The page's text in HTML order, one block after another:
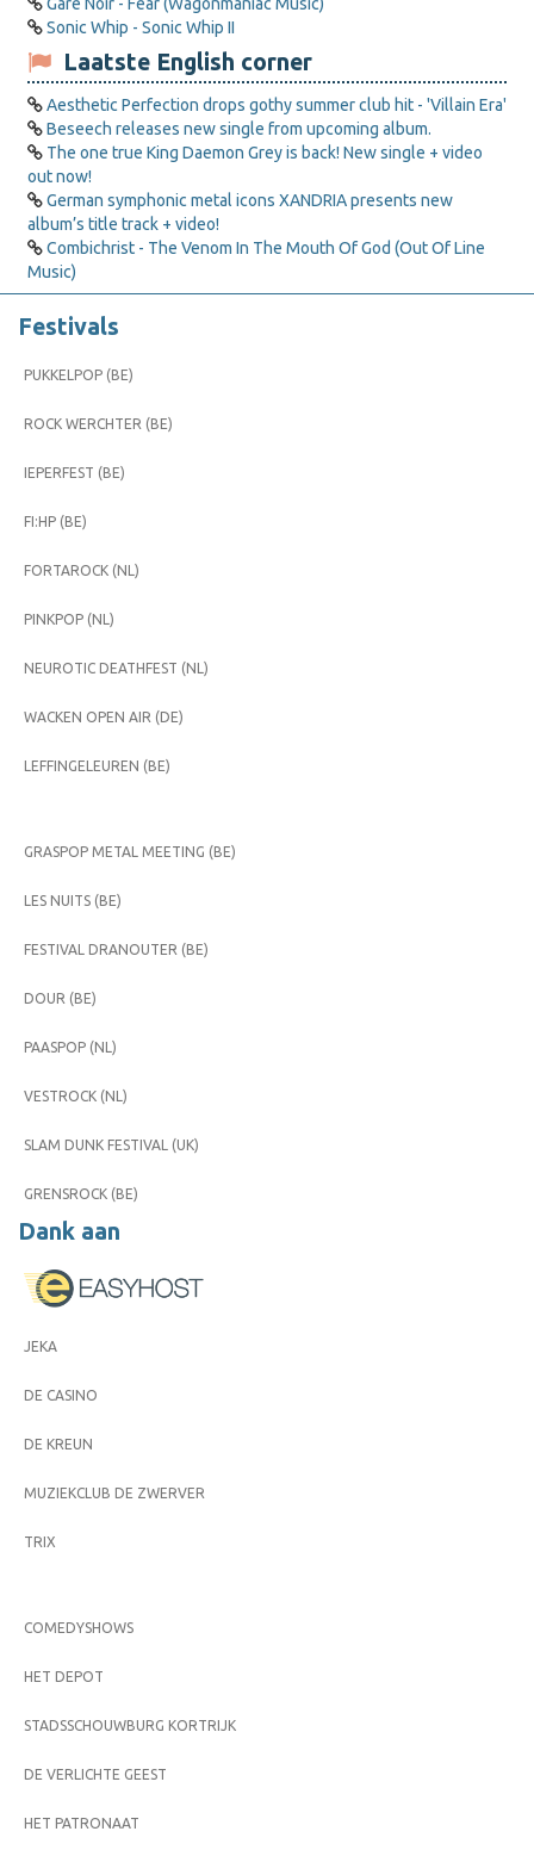
Gare Noir - Fear (Wagonmaniac Music)
Sonic Whip - Sonic Whip II
Laatste English corner
Aesthetic Perfection drops gothy summer club hit - 'Villain Era'
Beseech releases new single from upcoming album.
The one true King Daemon Grey is back! New single + video
out now!
German symphonic metal icons XANDRIA presents new
album’s title track + video!
Combichrist - The Venom In The Mouth Of God (Out Of Line
Music)
Festivals
PUKKELPOP (BE)
ROCK WERCHTER (BE)
IEPERFEST (BE)
FI:HP (BE)
FORTAROCK (NL)
PINKPOP (NL)
NEUROTIC DEATHFEST (NL)
WACKEN OPEN AIR (DE)
LEFFINGELEUREN (BE)
GRASPOP METAL MEETING (BE)
LES NUITS (BE)
FESTIVAL DRANOUTER (BE)
DOUR (BE)
PAASPOP (NL)
VESTROCK (NL)
SLAM DUNK FESTIVAL (UK)
GRENSROCK (BE)
Dank aan
JEKA
DE CASINO
DE KREUN
MUZIEKCLUB DE ZWERVER
TRIX
COMEDYSHOWS
HET DEPOT
STADSSCHOUWBURG KORTRIJK
DE VERLICHTE GEEST
HET PATRONAAT